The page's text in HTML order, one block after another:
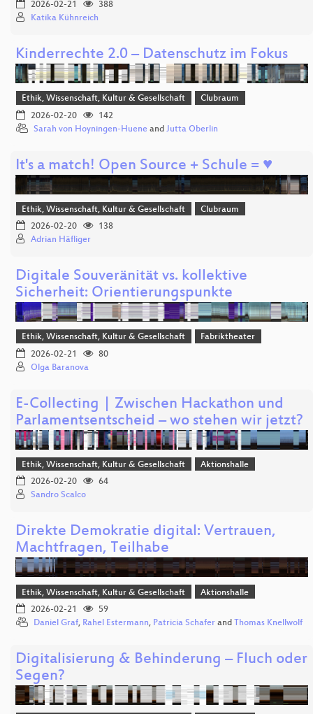
2026-02-21
388
Katika Kühnreich
Kinderrechte 2.0 – Datenschutz im Fokus
Ethik, Wissenschaft, Kultur & Gesellschaft
Clubraum
2026-02-20
142
Sarah von Hoyningen-Huene and Jutta Oberlin
It's a match! Open Source + Schule = ♥
Ethik, Wissenschaft, Kultur & Gesellschaft
Clubraum
2026-02-20
138
Adrian Häfliger
Digitale Souveränität vs. kollektive
Sicherheit: Orientierungspunkte
Ethik, Wissenschaft, Kultur & Gesellschaft
Fabriktheater
2026-02-21
80
Olga Baranova
E-Collecting | Zwischen Hackathon und
Parlamentsentscheid – wo stehen wir jetzt?
Ethik, Wissenschaft, Kultur & Gesellschaft
Aktionshalle
2026-02-20
64
Sandro Scalco
Direkte Demokratie digital: Vertrauen,
Machtfragen, Teilhabe
Ethik, Wissenschaft, Kultur & Gesellschaft
Aktionshalle
2026-02-21
59
Daniel Graf, Rahel Estermann, Patricia Schafer and Thomas Knellwolf
Digitalisierung & Behinderung – Fluch oder
Segen?